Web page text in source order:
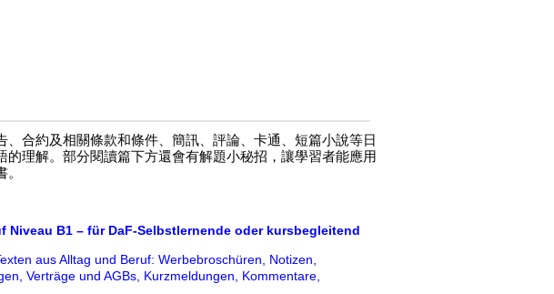
合約及相關條款和條件、簡訊、評論、卡通、短篇小說等日
理解。部分閱讀篇下方還會有解題小秘招，讓學習者能應用
B1 – für DaF-Selbstlernende oder kursbegleitend
aus Alltag und Beruf: Werbebroschüren, Notizen,
Verträge und AGBs, Kurzmeldungen, Kommentare,